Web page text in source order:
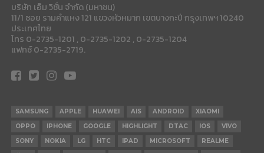
บริษัท เอ็ม วิชั่น จำกัด (มหาชน)
11/1 ซอย รามคำแหง 121 แขวงหัวหมาก เขตบางกะปี กรุงเทพฯ 10240
ประเทศไทย
โทร 0-2735-1201 , 0-2735-1202 , 0-2735-1204
แฟกซ์ 0-2735-2719.
SAMSUNG APPLE HUAWEI AIS ANDROID
XIAOMI
OPPO
IPHONE GOOGLE HIGHLIGHT DTAC IOS
VIVO
SONY
NOKIA LG HTC IPAD MICROSOFT
REALME